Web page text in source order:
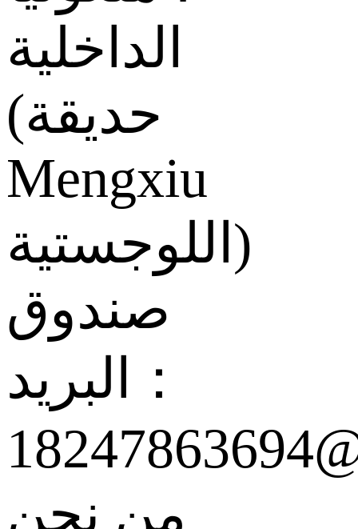
الداخلية
(حديقة
Mengxiu
اللوجستية)
صندوق
البريد：
من نحن